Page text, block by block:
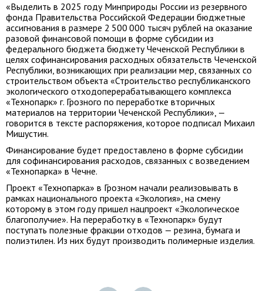
«Выделить в 2025 году Минприроды России из резервного
фонда Правительства Российской Федерации бюджетные
ассигнования в размере 2 500 000 тысяч рублей на оказание
разовой финансовой помощи в форме субсидии из
федерального бюджета бюджету Чеченской Республики в
целях софинансирования расходных обязательств Чеченской
Республики, возникающих при реализации мер, связанных co
строительством объекта «Строительство республиканского
экологического отходоперерабатывающего комплекса
«Технопарк» г. Грозного по переработке вторичных
материалов на территории Чеченской Республики», —
говорится в тексте распоряжения, которое подписал Михаил
Мишустин.
Финансирование будет предоставлено в форме субсидии
для софинансирования расходов, связанных с возведением
«Технопарка» в Чечне.
Проект «Технопарка» в Грозном начали реализовывать в
рамках национального проекта «Экология», на смену
которому в этом году пришел нацпроект «Экологическое
благополучие». На переработку в «Технопарк» будут
поступать полезные фракции отходов — резина, бумага и
полиэтилен. Из них будут производить полимерные изделия.